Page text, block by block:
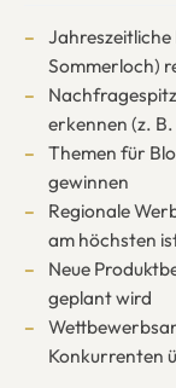
Sommerloch)
erkennen (z.
Themen für
gewinnen
Regionale
am höchsten
Neue
geplant wird
Konkurrenten